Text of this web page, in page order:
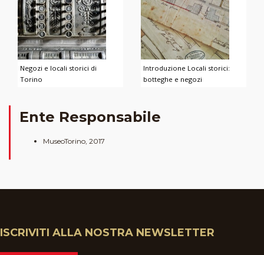
Negozi e locali storici di
Torino
Introduzione Locali storici:
botteghe e negozi
Ente Responsabile
MuseoTorino, 2017
ISCRIVITI ALLA NOSTRA NEWSLETTER